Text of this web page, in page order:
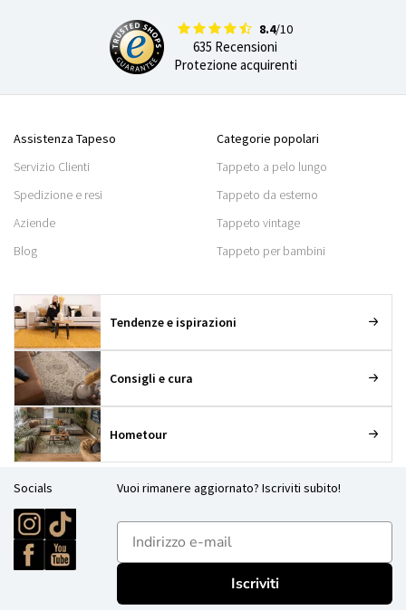
8.4/10
635 Recensioni
Protezione acquirenti
Assistenza Tapeso
Servizio Clienti
Spedizione e resi
Aziende
Blog
Categorie popolari
Tappeto a pelo lungo
Tappeto da esterno
Tappeto vintage
Tappeto per bambini
Tendenze e ispirazioni
Consigli e cura
Hometour
Socials Vuoi rimanere aggiornato? Iscriviti subito!
E-mailadres
Iscriviti